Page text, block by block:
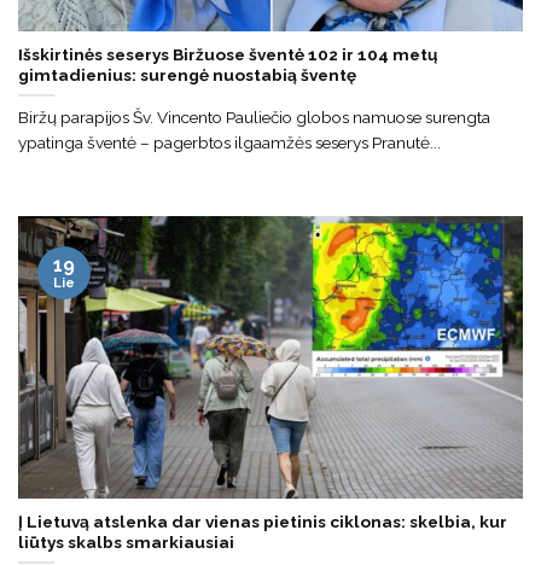
Išskirtinės seserys Biržuose šventė 102 ir 104 metų
gimtadienius: surengė nuostabią šventę
Biržų parapijos Šv. Vincento Pauliečio globos namuose surengta
ypatinga šventė – pagerbtos ilgaamžės seserys Pranutė...
Į Lietuvą atslenka dar vienas pietinis ciklonas: skelbia, kur
liūtys skalbs smarkiausiai
19
Lie